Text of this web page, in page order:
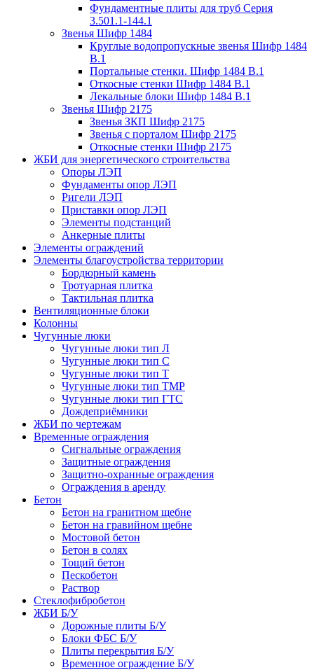
Фундаментные плиты для труб Серия
3.501.1-144.1
Звенья Шифр 1484
Круглые водопропускные звенья Шифр 1484
В.1
Портальные стенки. Шифр 1484 В.1
Откосные стенки Шифр 1484 В.1
Лекальные блоки Шифр 1484 В.1
Звенья Шифр 2175
Звенья ЗКП Шифр 2175
Звенья с порталом Шифр 2175
Откосные стенки Шифр 2175
ЖБИ для энергетического строительства
Опоры ЛЭП
Фундаменты опор ЛЭП
Ригели ЛЭП
Приставки опор ЛЭП
Элементы подстанций
Анкерные плиты
Элементы ограждений
Элементы благоустройства территории
Бордюрный камень
Тротуарная плитка
Тактильная плитка
Вентиляционные блоки
Колонны
Чугунные люки
Чугунные люки тип Л
Чугунные люки тип С
Чугунные люки тип Т
Чугунные люки тип ТМР
Чугунные люки тип ГТС
Дождеприёмники
ЖБИ по чертежам
Временные ограждения
Сигнальные ограждения
Защитные ограждения
Защитно-охранные ограждения
Ограждения в аренду
Бетон
Бетон на гранитном щебне
Бетон на гравийном щебне
Мостовой бетон
Бетон в солях
Тощий бетон
Пескобетон
Раствор
Стеклофибробетон
ЖБИ Б/У
Дорожные плиты Б/У
Блоки ФБС Б/У
Плиты перекрытия Б/У
Временное ограждение Б/У